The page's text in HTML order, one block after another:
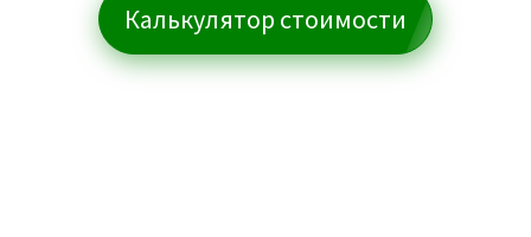
Калькулятор стоимости